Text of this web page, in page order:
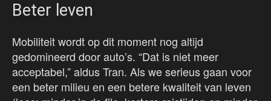
Beter leven
Mobiliteit wordt op dit moment nog altijd
gedomineerd door auto’s. “Dat is niet meer
acceptabel,” aldus Tran. Als we serieus gaan voor
een beter milieu en een betere kwaliteit van leven